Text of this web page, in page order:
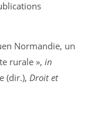
Normandie, un
rurale »,in
(dir.),Droit et